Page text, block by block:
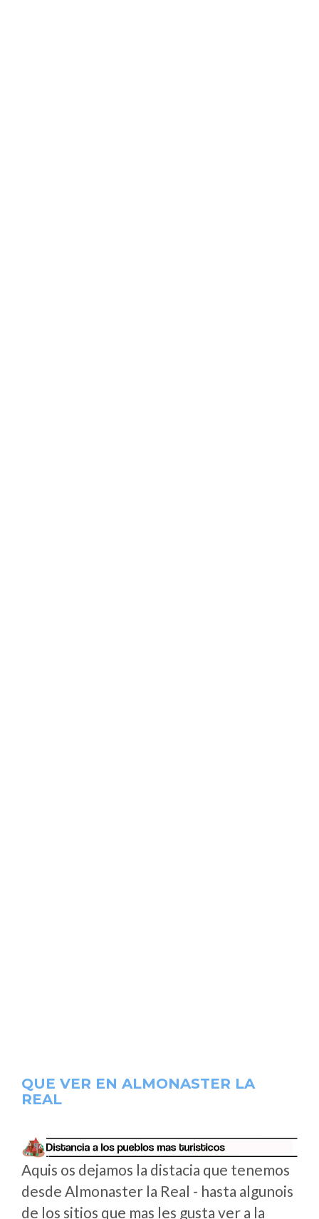
QUE VER EN ALMONASTER LA
REAL
Aquis os dejamos la distacia que tenemos
desde Almonaster la Real - hasta algunois
de los sitios que mas les gusta ver a la